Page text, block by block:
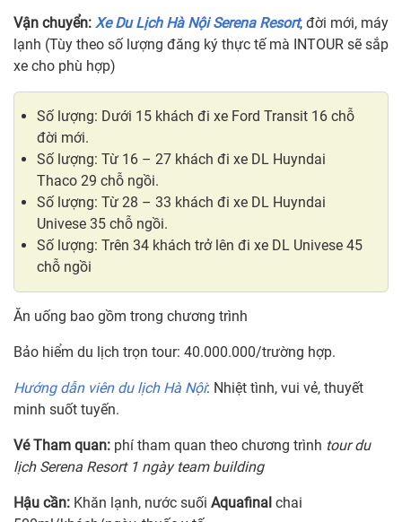
Vận chuyển: Xe Du Lịch Hà Nội Serena Resort, đời mới, máy
lạnh (Tùy theo số lượng đăng ký thực tế mà INTOUR sẽ sắp
xe cho phù hợp)
Số lượng: Dưới 15 khách đi xe Ford Transit 16 chỗ
đời mới.
Số lượng: Từ 16 – 27 khách đi xe DL Huyndai
Thaco 29 chỗ ngồi.
Số lượng: Từ 28 – 33 khách đi xe DL Huyndai
Univese 35 chỗ ngồi.
Số lượng: Trên 34 khách trở lên đi xe DL Univese 45
chỗ ngồi
Ăn uống bao gồm trong chương trình
Bảo hiểm du lịch trọn tour: 40.000.000/trường hợp.
Hướng dẫn viên du lịch Hà Nội: Nhiệt tình, vui vẻ, thuyết
minh suốt tuyến.
Vé Tham quan: phí tham quan theo chương trình tour du
lịch Serena Resort 1 ngày team building
Hậu cần: Khăn lạnh, nước suối Aquafinal chai